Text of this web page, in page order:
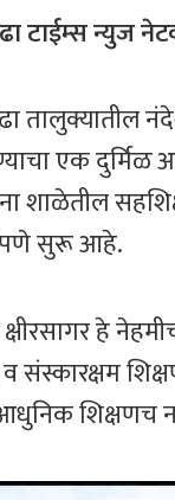
tt at
p
p
e
टाईम्स न्युज
तालुक्यातील
एक दुर्मिळ
शाळेतील
सुरू आहे.
हे
संस्कारक्षम
शिक्षणच